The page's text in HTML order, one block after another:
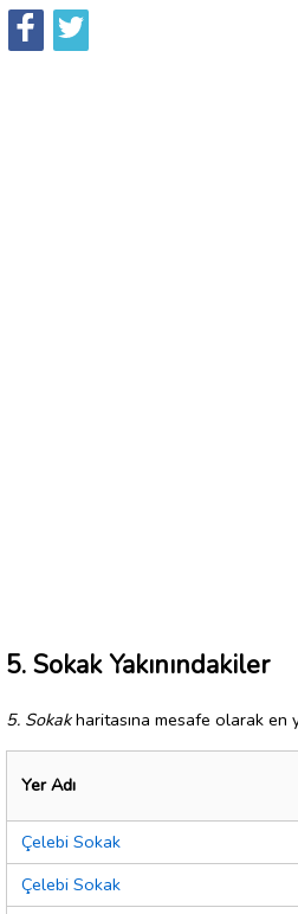
5. Sokak Yakınındakiler
5. Sokakharitasına mesafe olarak en
Yer Adı
Çelebi Sokak
Çelebi Sokak